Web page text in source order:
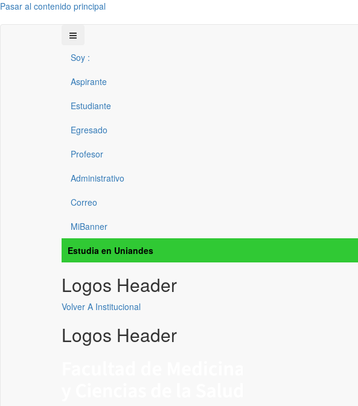
Pasar al contenido principal
Soy :
Aspirante
Estudiante
Egresado
Profesor
Administrativo
Correo
MiBanner
Estudia en Uniandes
Logos Header
Volver A Institucional
Logos Header